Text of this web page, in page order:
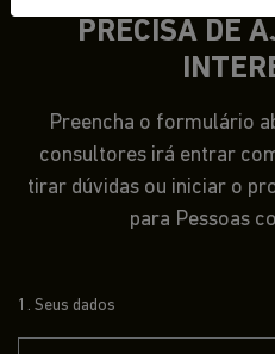
PRECISA DE
Preencha o formulário
consultores irá entrar
tirar dúvidas ou iniciar o
para Pessoas
1. Seus dados